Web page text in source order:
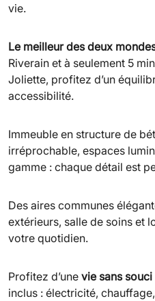
vie.
Le meilleur des deux
Riverain et à seulement 5
Joliette, profitez d’un
accessibilité.
Immeuble en structure de
irréprochable, espaces
gamme : chaque détail est
Des aires communes
extérieurs, salle de soins et
votre quotidien.
Profitez d’une vie sans souci
inclus : électricité,